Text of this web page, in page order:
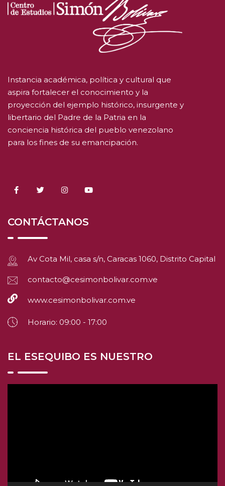
Instancia académica, política y cultural que
aspira fortalecer el conocimiento y la
proyección del ejemplo histórico, insurgente y
libertario del Padre de la Patria en la
conciencia histórica del pueblo venezolano
para los fines de su emancipación.
CONTÁCTANOS
Av Cota Mil, casa s/n, Caracas 1060, Distrito Capital
contacto@cesimonbolivar.com.ve
www.cesimonbolivar.com.ve
Horario: 09:00 - 17:00
EL ESEQUIBO ES NUESTRO